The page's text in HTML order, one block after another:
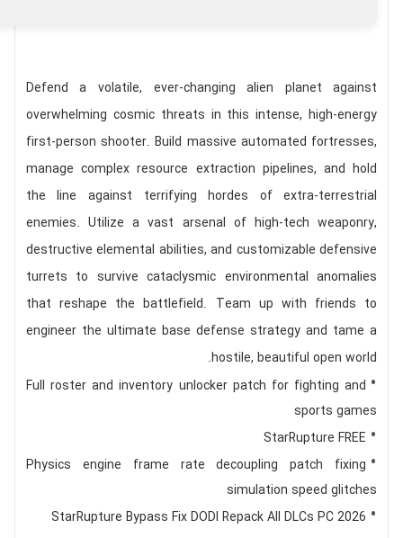
Defend a volatile, ever-changing alien planet against
overwhelming cosmic threats in this intense, high-energy
first-person shooter. Build massive automated fortresses,
manage complex resource extraction pipelines, and hold
the line against terrifying hordes of extra-terrestrial
enemies. Utilize a vast arsenal of high-tech weaponry,
destructive elemental abilities, and customizable defensive
turrets to survive cataclysmic environmental anomalies
that reshape the battlefield. Team up with friends to
engineer the ultimate base defense strategy and tame a
hostile, beautiful open world.
Full roster and inventory unlocker patch for fighting and
sports games
StarRupture FREE
Physics engine frame rate decoupling patch fixing
simulation speed glitches
StarRupture Bypass Fix DODI Repack All DLCs PC 2026